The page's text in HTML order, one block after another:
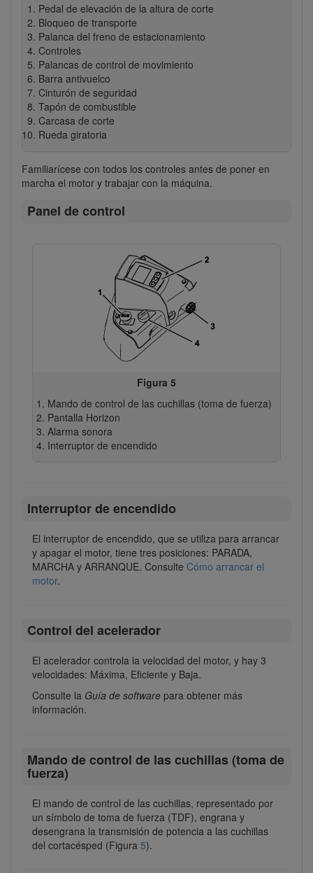
Pedal de elevación de la altura de corte
Bloqueo de transporte
Palanca del freno de estacionamiento
Controles
Palancas de control de movimiento
Barra antivuelco
Cinturón de seguridad
Tapón de combustible
Carcasa de corte
Rueda giratoria
Familiarícese con todos los controles antes de poner en
marcha el motor y trabajar con la máquina.
Panel de control
Figura 5
Mando de control de las cuchillas (toma de fuerza)
Pantalla Horizon
Alarma sonora
Interruptor de encendido
Interruptor de encendido
El interruptor de encendido, que se utiliza para arrancar
y apagar el motor, tiene tres posiciones: PARADA,
MARCHA y ARRANQUE. Consulte Cómo arrancar el
motor.
Control del acelerador
El acelerador controla la velocidad del motor, y hay 3
velocidades: Máxima, Eficiente y Baja.
Consulte la Guía de software para obtener más
información.
Mando de control de las cuchillas (toma de
fuerza)
El mando de control de las cuchillas, representado por
un símbolo de toma de fuerza (TDF), engrana y
desengrana la transmisión de potencia a las cuchillas
del cortacésped (Figura 5).